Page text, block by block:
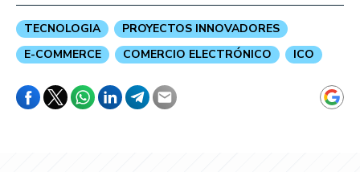
TECNOLOGIA
PROYECTOS INNOVADORES
E-COMMERCE
COMERCIO ELECTRÓNICO ICO